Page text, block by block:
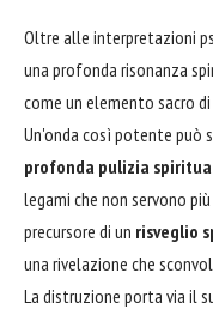
Oltre alle interpretazioni
una profonda risonanza
come un elemento sacro
Un'onda così potente può
profonda pulizia
legami che non servono
precursore di un risveglio
una rivelazione che
La distruzione porta via il